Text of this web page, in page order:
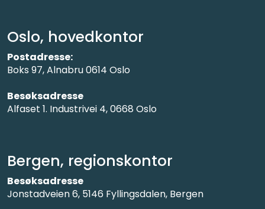
Bergen, regionskontor
Besøksadresse
Jonstadveien 6, 5146 Fyllingsdalen, Bergen
Oslo, hovedkontor
Postadresse:
Boks 97, Alnabru 0614 Oslo
Besøksadresse
Alfaset 1. Industrivei 4, 0668 Oslo